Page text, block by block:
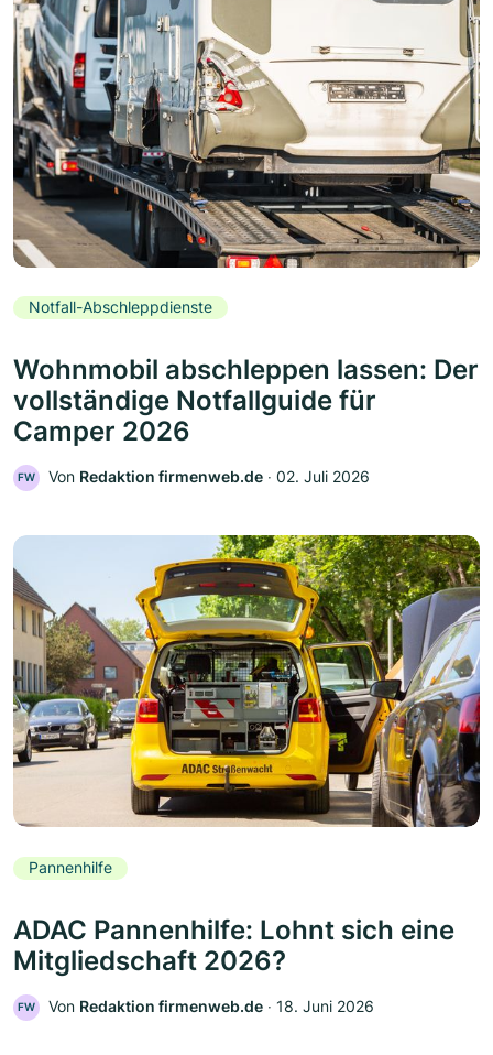
Notfall-Abschleppdienste
Wohnmobil abschleppen lassen: Der
vollständige Notfallguide für
Camper 2026
FW Von Redaktion firmenweb.de ‧ 02. Juli 2026
Pannenhilfe
ADAC Pannenhilfe: Lohnt sich eine
Mitgliedschaft 2026?
FW Von Redaktion firmenweb.de ‧ 18. Juni 2026